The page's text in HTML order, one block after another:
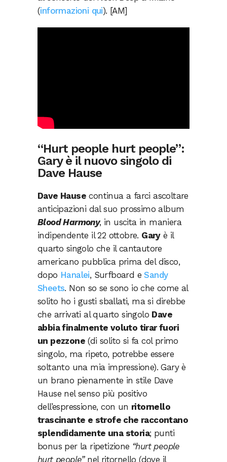
(informazioni qui). [AM]
“Hurt people hurt people”:
Gary è il nuovo singolo di
Dave Hause
Dave Hause continua a farci ascoltare
anticipazioni dal suo prossimo album
Blood Harmony, in uscita in maniera
indipendente il 22 ottobre. Garyè il
quarto singolo che il cantautore
americano pubblica prima del disco,
dopo Hanalei, Surfboard eSandy
Sheets. Non so se sono io che come al
solito ho i gusti sballati, ma si direbbe
che arrivati al quarto singolo Dave
abbia finalmente voluto tirar fuori
un pezzone (di solito si fa col primo
singolo, ma ripeto, potrebbe essere
soltanto una mia impressione). Gary è
un brano pienamente in stile Dave
Hause nel senso più positivo
dell’espressione, con un ritornello
trascinante e strofe che raccontano
splendidamente una storia; punti
bonus per la ripetizione “hurt people
hurt people”nel ritornello (dove il